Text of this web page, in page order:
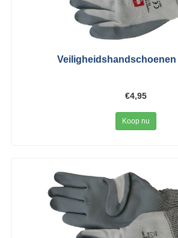
Veiligheidshandschoenen
€4,95
Koop nu